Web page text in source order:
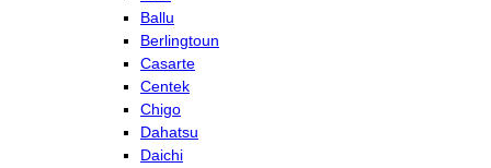
Ballu
Berlingtoun
Casarte
Centek
Chigo
Dahatsu
Daichi